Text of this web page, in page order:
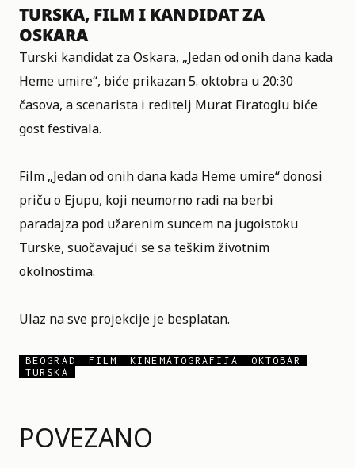
POVEZANO
TURSKA, FILM I KANDIDAT ZA
OSKARA
Turski kandidat zaOskara, „Jedan od onih dana kada
Heme umire“, biće prikazan 5. oktobra u 20:30
časova, a scenarista i reditelj Murat Firatoglu biće
gost festivala.
Film „Jedan od onih dana kada Heme umire“ donosi
priču o Ejupu, koji neumorno radi na berbi
paradajza pod užarenim suncem na jugoistoku
Turske, suočavajući se sa teškim životnim
okolnostima.
Ulaz na sve projekcije je besplatan.
BEOGRAD FILM KINEMATOGRAFIJA
OKTOBAR
TURSKA